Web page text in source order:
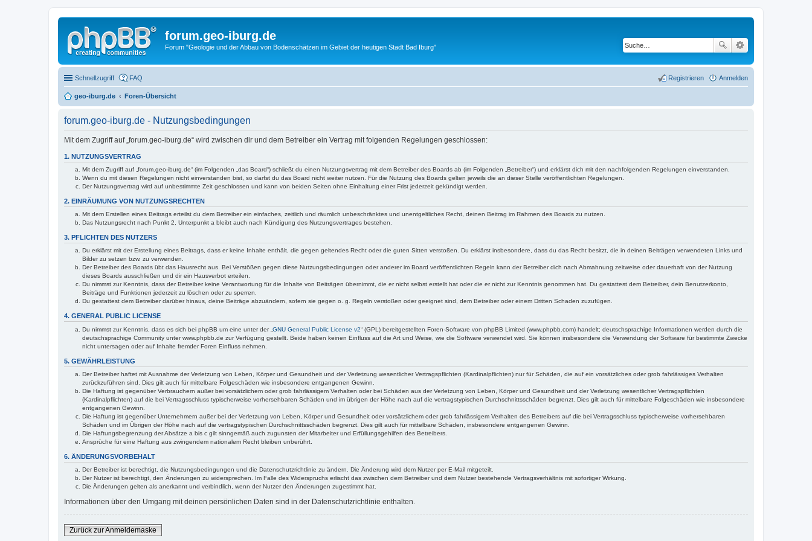
forum.geo-iburg.de
Forum "Geologie und der Abbau von Bodenschätzen im Gebiet der heutigen Stadt Bad Iburg"
Schnellzugriff FAQ Anmelden
Registrieren
geo-iburg.de Foren-Übersicht
forum.geo-iburg.de - Nutzungsbedingungen
Mit dem Zugriff auf „forum.geo-iburg.de“ wird zwischen dir und dem Betreiber ein Vertrag mit folgenden Regelungen geschlossen:
1. NUTZUNGSVERTRAG
Mit dem Zugriff auf „forum.geo-iburg.de“ (im Folgenden „das Board“) schließt du einen Nutzungsvertrag mit dem Betreiber des Boards ab (im Folgenden „Betreiber“) und erklärst dich mit den nachfolgenden Regelungen einverstanden.
Wenn du mit diesen Regelungen nicht einverstanden bist, so darfst du das Board nicht weiter nutzen. Für die Nutzung des Boards gelten jeweils die an dieser Stelle veröffentlichten Regelungen.
Der Nutzungsvertrag wird auf unbestimmte Zeit geschlossen und kann von beiden Seiten ohne Einhaltung einer Frist jederzeit gekündigt werden.
2. EINRÄUMUNG VON NUTZUNGSRECHTEN
Mit dem Erstellen eines Beitrags erteilst du dem Betreiber ein einfaches, zeitlich und räumlich unbeschränktes und unentgeltliches Recht, deinen Beitrag im Rahmen des Boards zu nutzen.
Das Nutzungsrecht nach Punkt 2, Unterpunkt a bleibt auch nach Kündigung des Nutzungsvertrages bestehen.
3. PFLICHTEN DES NUTZERS
Du erklärst mit der Erstellung eines Beitrags, dass er keine Inhalte enthält, die gegen geltendes Recht oder die guten Sitten verstoßen. Du erklärst insbesondere, dass du das Recht besitzt, die in deinen Beiträgen verwendeten Links und
Bilder zu setzen bzw. zu verwenden.
Der Betreiber des Boards übt das Hausrecht aus. Bei Verstößen gegen diese Nutzungsbedingungen oder anderer im Board veröffentlichten Regeln kann der Betreiber dich nach Abmahnung zeitweise oder dauerhaft von der Nutzung
dieses Boards ausschließen und dir ein Hausverbot erteilen.
Du nimmst zur Kenntnis, dass der Betreiber keine Verantwortung für die Inhalte von Beiträgen übernimmt, die er nicht selbst erstellt hat oder die er nicht zur Kenntnis genommen hat. Du gestattest dem Betreiber, dein Benutzerkonto,
Beiträge und Funktionen jederzeit zu löschen oder zu sperren.
Du gestattest dem Betreiber darüber hinaus, deine Beiträge abzuändern, sofern sie gegen o. g. Regeln verstoßen oder geeignet sind, dem Betreiber oder einem Dritten Schaden zuzufügen.
4. GENERAL PUBLIC LICENSE
Du nimmst zur Kenntnis, dass es sich bei phpBB um eine unter der „ GNU General Public License v2“ (GPL) bereitgestellten Foren-Software von phpBB Limited (www.phpbb.com) handelt; deutschsprachige Informationen werden durch die
deutschsprachige Community unter www.phpbb.de zur Verfügung gestellt. Beide haben keinen Einfluss auf die Art und Weise, wie die Software verwendet wird. Sie können insbesondere die Verwendung der Software für bestimmte Zwecke
nicht untersagen oder auf Inhalte fremder Foren Einfluss nehmen.
5. GEWÄHRLEISTUNG
Der Betreiber haftet mit Ausnahme der Verletzung von Leben, Körper und Gesundheit und der Verletzung wesentlicher Vertragspflichten (Kardinalpflichten) nur für Schäden, die auf ein vorsätzliches oder grob fahrlässiges Verhalten
zurückzuführen sind. Dies gilt auch für mittelbare Folgeschäden wie insbesondere entgangenen Gewinn.
Die Haftung ist gegenüber Verbrauchern außer bei vorsätzlichem oder grob fahrlässigem Verhalten oder bei Schäden aus der Verletzung von Leben, Körper und Gesundheit und der Verletzung wesentlicher Vertragspflichten
(Kardinalpflichten) auf die bei Vertragsschluss typischerweise vorhersehbaren Schäden und im übrigen der Höhe nach auf die vertragstypischen Durchschnittsschäden begrenzt. Dies gilt auch für mittelbare Folgeschäden wie insbesondere
entgangenen Gewinn.
Die Haftung ist gegenüber Unternehmern außer bei der Verletzung von Leben, Körper und Gesundheit oder vorsätzlichem oder grob fahrlässigem Verhalten des Betreibers auf die bei Vertragsschluss typischerweise vorhersehbaren
Schäden und im Übrigen der Höhe nach auf die vertragstypischen Durchschnittsschäden begrenzt. Dies gilt auch für mittelbare Schäden, insbesondere entgangenen Gewinn.
Die Haftungsbegrenzung der Absätze a bis c gilt sinngemäß auch zugunsten der Mitarbeiter und Erfüllungsgehilfen des Betreibers.
Ansprüche für eine Haftung aus zwingendem nationalem Recht bleiben unberührt.
6. ÄNDERUNGSVORBEHALT
Der Betreiber ist berechtigt, die Nutzungsbedingungen und die Datenschutzrichtlinie zu ändern. Die Änderung wird dem Nutzer per E-Mail mitgeteilt.
Der Nutzer ist berechtigt, den Änderungen zu widersprechen. Im Falle des Widerspruchs erlischt das zwischen dem Betreiber und dem Nutzer bestehende Vertragsverhältnis mit sofortiger Wirkung.
Die Änderungen gelten als anerkannt und verbindlich, wenn der Nutzer den Änderungen zugestimmt hat.
Informationen über den Umgang mit deinen persönlichen Daten sind in der Datenschutzrichtlinie enthalten.
Zurück zur Anmeldemaske